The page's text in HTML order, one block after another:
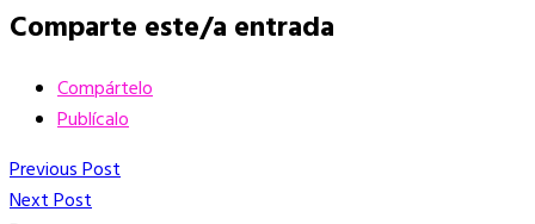
Comparte este/a entrada
Compártelo
Publícalo
Navegación
Previous
Post
Previous Post
Next
Next Post